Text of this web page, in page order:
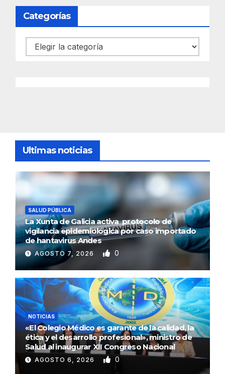
Categorías
Categorías
Ultimas noticias
SALUD PÚBLICA
La Xunta de Galicia activa protocolo de
vigilancia epidemiológica por caso importado
de hantavirus Andes
AGOSTO 7, 2026 0
NOTICIAS
«El Colegio Médico es garante de la calidad, la
ética y el desarrollo profesional», ministro de
Salud al inaugurar XII Congreso Nacional
AGOSTO 6, 2026 0